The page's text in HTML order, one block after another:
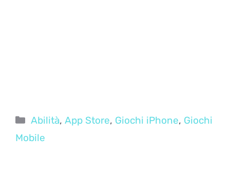
Categorie
Abilità,App Store, Giochi iPhone, Giochi
Mobile